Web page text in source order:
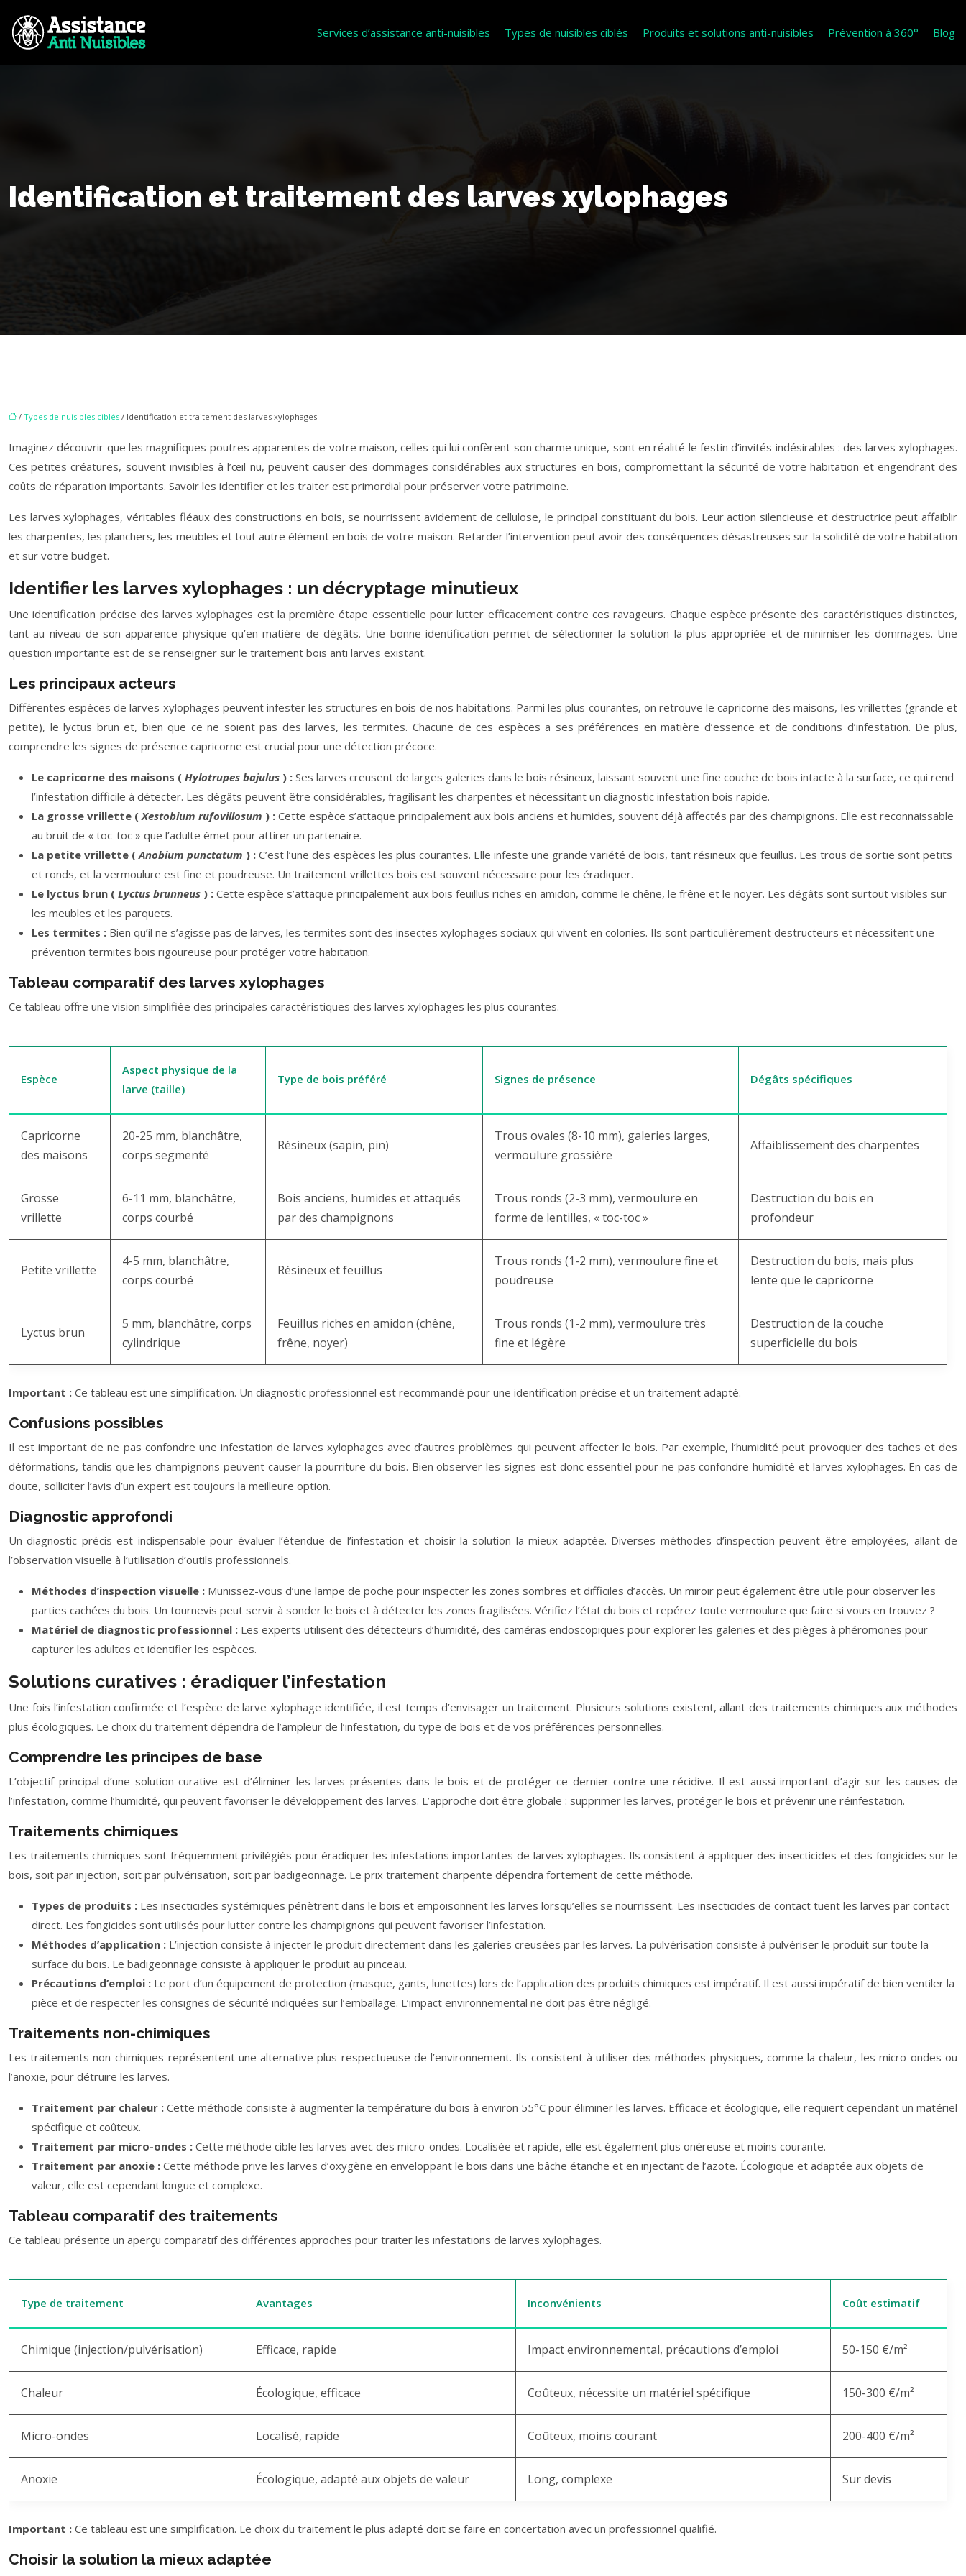
Services d’assistance anti-nuisibles Types de nuisibles ciblés Produits et solutions anti-nuisibles Prévention à 360° Blog
Identification et traitement des larves xylophages
/ Types de nuisibles ciblés / Identification et traitement des larves xylophages
Imaginez découvrir que les magnifiques poutres apparentes de votre maison, celles qui lui confèrent son charme unique, sont en réalité le festin d’invités indésirables : des larves xylophages.
Ces petites créatures, souvent invisibles à l’œil nu, peuvent causer des dommages considérables aux structures en bois, compromettant la sécurité de votre habitation et engendrant des
coûts de réparation importants. Savoir les identifier et les traiter est primordial pour préserver votre patrimoine.
Les larves xylophages, véritables fléaux des constructions en bois, se nourrissent avidement de cellulose, le principal constituant du bois. Leur action silencieuse et destructrice peut affaiblir
les charpentes, les planchers, les meubles et tout autre élément en bois de votre maison. Retarder l’intervention peut avoir des conséquences désastreuses sur la solidité de votre habitation
et sur votre budget.
Identifier les larves xylophages : un décryptage minutieux
Une identification précise des larves xylophages est la première étape essentielle pour lutter efficacement contre ces ravageurs. Chaque espèce présente des caractéristiques distinctes,
tant au niveau de son apparence physique qu’en matière de dégâts. Une bonne identification permet de sélectionner la solution la plus appropriée et de minimiser les dommages. Une
question importante est de se renseigner sur le traitement bois anti larves existant.
Les principaux acteurs
Différentes espèces de larves xylophages peuvent infester les structures en bois de nos habitations. Parmi les plus courantes, on retrouve le capricorne des maisons, les vrillettes (grande et
petite), le lyctus brun et, bien que ce ne soient pas des larves, les termites. Chacune de ces espèces a ses préférences en matière d’essence et de conditions d’infestation. De plus,
comprendre les signes de présence capricorne est crucial pour une détection précoce.
Le capricorne des maisons ( Hylotrupes bajulus ) : Ses larves creusent de larges galeries dans le bois résineux, laissant souvent une fine couche de bois intacte à la surface, ce qui rend
l’infestation difficile à détecter. Les dégâts peuvent être considérables, fragilisant les charpentes et nécessitant un diagnostic infestation bois rapide.
La grosse vrillette (Xestobium rufovillosum ) : Cette espèce s’attaque principalement aux bois anciens et humides, souvent déjà affectés par des champignons. Elle est reconnaissable
au bruit de « toc-toc » que l’adulte émet pour attirer un partenaire.
La petite vrillette (Anobium punctatum ) : C’est l’une des espèces les plus courantes. Elle infeste une grande variété de bois, tant résineux que feuillus. Les trous de sortie sont petits
et ronds, et la vermoulure est fine et poudreuse. Un traitement vrillettes bois est souvent nécessaire pour les éradiquer.
Le lyctus brun ( Lyctus brunneus ) : Cette espèce s’attaque principalement aux bois feuillus riches en amidon, comme le chêne, le frêne et le noyer. Les dégâts sont surtout visibles sur
les meubles et les parquets.
Les termites : Bien qu’il ne s’agisse pas de larves, les termites sont des insectes xylophages sociaux qui vivent en colonies. Ils sont particulièrement destructeurs et nécessitent une
prévention termites bois rigoureuse pour protéger votre habitation.
Tableau comparatif des larves xylophages
Ce tableau offre une vision simplifiée des principales caractéristiques des larves xylophages les plus courantes.
Espèce
Aspect physique de la
larve (taille)
Type de bois préféré Signes de présence Dégâts spécifiques
Capricorne
des maisons
20-25 mm, blanchâtre,
corps segmenté
Résineux (sapin, pin)
Trous ovales (8-10 mm), galeries larges,
vermoulure grossière
Affaiblissement des charpentes
Grosse
vrillette
6-11 mm, blanchâtre,
corps courbé
Bois anciens, humides et attaqués
par des champignons
Trous ronds (2-3 mm), vermoulure en
forme de lentilles, « toc-toc »
Destruction du bois en
profondeur
Petite vrillette
4-5 mm, blanchâtre,
corps courbé
Résineux et feuillus
Trous ronds (1-2 mm), vermoulure fine et
poudreuse
Destruction du bois, mais plus
lente que le capricorne
Lyctus brun
5 mm, blanchâtre, corps
cylindrique
Feuillus riches en amidon (chêne,
frêne, noyer)
Trous ronds (1-2 mm), vermoulure très
fine et légère
Destruction de la couche
superficielle du bois
Important : Ce tableau est une simplification. Un diagnostic professionnel est recommandé pour une identification précise et un traitement adapté.
Confusions possibles
Il est important de ne pas confondre une infestation de larves xylophages avec d’autres problèmes qui peuvent affecter le bois. Par exemple, l’humidité peut provoquer des taches et des
déformations, tandis que les champignons peuvent causer la pourriture du bois. Bien observer les signes est donc essentiel pour ne pas confondre humidité et larves xylophages. En cas de
doute, solliciter l’avis d’un expert est toujours la meilleure option.
Diagnostic approfondi
Un diagnostic précis est indispensable pour évaluer l’étendue de l’infestation et choisir la solution la mieux adaptée. Diverses méthodes d’inspection peuvent être employées, allant de
l’observation visuelle à l’utilisation d’outils professionnels.
Méthodes d’inspection visuelle : Munissez-vous d’une lampe de poche pour inspecter les zones sombres et difficiles d’accès. Un miroir peut également être utile pour observer les
parties cachées du bois. Un tournevis peut servir à sonder le bois et à détecter les zones fragilisées. Vérifiez l’état du bois et repérez toute vermoulure que faire si vous en trouvez ?
Matériel de diagnostic professionnel : Les experts utilisent des détecteurs d’humidité, des caméras endoscopiques pour explorer les galeries et des pièges à phéromones pour
capturer les adultes et identifier les espèces.
Solutions curatives : éradiquer l’infestation
Une fois l’infestation confirmée et l’espèce de larve xylophage identifiée, il est temps d’envisager un traitement. Plusieurs solutions existent, allant des traitements chimiques aux méthodes
plus écologiques. Le choix du traitement dépendra de l’ampleur de l’infestation, du type de bois et de vos préférences personnelles.
Comprendre les principes de base
L’objectif principal d’une solution curative est d’éliminer les larves présentes dans le bois et de protéger ce dernier contre une récidive. Il est aussi important d’agir sur les causes de
l’infestation, comme l’humidité, qui peuvent favoriser le développement des larves. L’approche doit être globale : supprimer les larves, protéger le bois et prévenir une réinfestation.
Traitements chimiques
Les traitements chimiques sont fréquemment privilégiés pour éradiquer les infestations importantes de larves xylophages. Ils consistent à appliquer des insecticides et des fongicides sur le
bois, soit par injection, soit par pulvérisation, soit par badigeonnage. Le prix traitement charpente dépendra fortement de cette méthode.
Types de produits : Les insecticides systémiques pénètrent dans le bois et empoisonnent les larves lorsqu’elles se nourrissent. Les insecticides de contact tuent les larves par contact
direct. Les fongicides sont utilisés pour lutter contre les champignons qui peuvent favoriser l’infestation.
Méthodes d’application : L’injection consiste à injecter le produit directement dans les galeries creusées par les larves. La pulvérisation consiste à pulvériser le produit sur toute la
surface du bois. Le badigeonnage consiste à appliquer le produit au pinceau.
Précautions d’emploi : Le port d’un équipement de protection (masque, gants, lunettes) lors de l’application des produits chimiques est impératif. Il est aussi impératif de bien ventiler la
pièce et de respecter les consignes de sécurité indiquées sur l’emballage. L’impact environnemental ne doit pas être négligé.
Traitements non-chimiques
Les traitements non-chimiques représentent une alternative plus respectueuse de l’environnement. Ils consistent à utiliser des méthodes physiques, comme la chaleur, les micro-ondes ou
l’anoxie, pour détruire les larves.
Traitement par chaleur : Cette méthode consiste à augmenter la température du bois à environ 55°C pour éliminer les larves. Efficace et écologique, elle requiert cependant un matériel
spécifique et coûteux.
Traitement par micro-ondes : Cette méthode cible les larves avec des micro-ondes. Localisée et rapide, elle est également plus onéreuse et moins courante.
Traitement par anoxie : Cette méthode prive les larves d’oxygène en enveloppant le bois dans une bâche étanche et en injectant de l’azote. Écologique et adaptée aux objets de
valeur, elle est cependant longue et complexe.
Tableau comparatif des traitements
Ce tableau présente un aperçu comparatif des différentes approches pour traiter les infestations de larves xylophages.
Type de traitement Avantages Inconvénients Coût estimatif
Chimique (injection/pulvérisation) Efficace, rapide Impact environnemental, précautions d’emploi 50-150 €/m²
Chaleur Écologique, efficace Coûteux, nécessite un matériel spécifique 150-300 €/m²
Micro-ondes Localisé, rapide Coûteux, moins courant 200-400 €/m²
Anoxie Écologique, adapté aux objets de valeur Long, complexe Sur devis
Important : Ce tableau est une simplification. Le choix du traitement le plus adapté doit se faire en concertation avec un professionnel qualifié.
Choisir la solution la mieux adaptée